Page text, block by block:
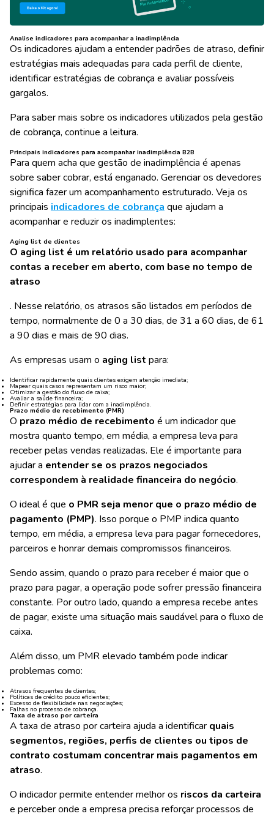
Analise indicadores para acompanhar a inadimplência
Os indicadores ajudam a entender padrões de atraso, definir
estratégias mais adequadas para cada perfil de cliente,
identificar estratégias de cobrança e avaliar possíveis
gargalos.
Para saber mais sobre os indicadores utilizados pela gestão
de cobrança, continue a leitura.
Principais indicadores para acompanhar inadimplência B2B
Para quem acha que gestão de inadimplência é apenas
sobre saber cobrar, está enganado. Gerenciar os devedores
significa fazer um acompanhamento estruturado. Veja os
principais indicadores de cobrança que ajudam a
acompanhar e reduzir os inadimplentes:
Aging list de clientes
O aging list é um relatório usado para acompanhar
contas a receber em aberto, com base no tempo de
atraso
. Nesse relatório, os atrasos são listados em períodos de
tempo, normalmente de 0 a 30 dias, de 31 a 60 dias, de 61
a 90 dias e mais de 90 dias.
As empresas usam o aging list para:
Identificar rapidamente quais clientes exigem atenção imediata;
Mapear quais casos representam um risco maior;
Otimizar a gestão do fluxo de caixa;
Avaliar a saúde financeira;
Definir estratégias para lidar com a inadimplência.
Prazo médio de recebimento (PMR)
O prazo médio de recebimento é um indicador que
mostra quanto tempo, em média, a empresa leva para
receber pelas vendas realizadas. Ele é importante para
ajudar a entender se os prazos negociados
correspondem à realidade financeira do negócio.
O ideal é que o PMR seja menor que o prazo médio de
pagamento (PMP). Isso porque o PMP indica quanto
tempo, em média, a empresa leva para pagar fornecedores,
parceiros e honrar demais compromissos financeiros.
Sendo assim, quando o prazo para receber é maior que o
prazo para pagar, a operação pode sofrer pressão financeira
constante. Por outro lado, quando a empresa recebe antes
de pagar, existe uma situação mais saudável para o fluxo de
caixa.
Além disso, um PMR elevado também pode indicar
problemas como:
Atrasos frequentes de clientes;
Políticas de crédito pouco eficientes;
Excesso de flexibilidade nas negociações;
Falhas no processo de cobrança.
Taxa de atraso por carteira
A taxa de atraso por carteira ajuda a identificar quais
segmentos, regiões, perfis de clientes ou tipos de
contrato costumam concentrar mais pagamentos em
atraso.
O indicador permite entender melhor os riscos da carteira
e perceber onde a empresa precisa reforçar processos de